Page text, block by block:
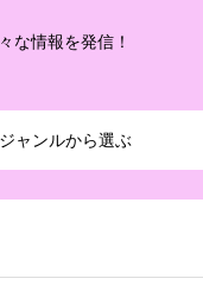
な情報を発信！
ジャンルから選ぶ